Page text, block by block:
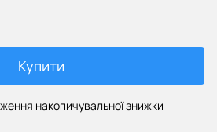
Купити
накопичувальної знижки